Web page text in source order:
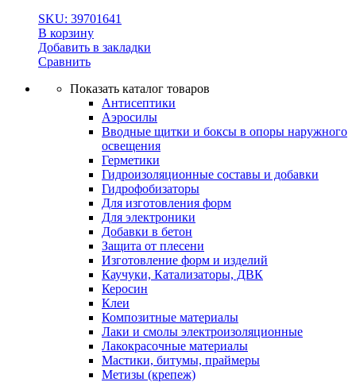
SKU: 39701641
В корзину
Добавить в закладки
Сравнить
Показать каталог товаров
Антисептики
Аэросилы
Вводные щитки и боксы в опоры наружного
освещения
Герметики
Гидроизоляционные составы и добавки
Гидрофобизаторы
Для изготовления форм
Для электроники
Добавки в бетон
Защита от плесени
Изготовление форм и изделий
Каучуки, Катализаторы, ДВК
Керосин
Клеи
Композитные материалы
Лаки и смолы электроизоляционные
Лакокрасочные материалы
Мастики, битумы, праймеры
Метизы (крепеж)